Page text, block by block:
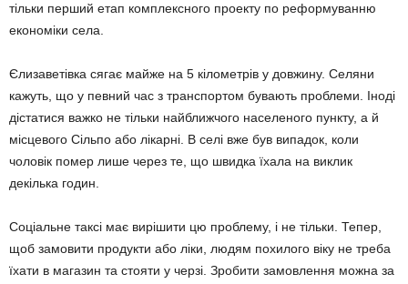
тільки перший етап комплексного проекту по реформуванню
економіки села.
Єлизаветівка сягає майже на 5 кілометрів у довжину. Селяни
кажуть, що у певний час з транспортом бувають проблеми. Іноді
дістатися важко не тільки найближчого населеного пункту, а й
місцевого Сільпо або лікарні. В селі вже був випадок, коли
чоловік помер лише через те, що швидка їхала на виклик
декілька годин.
Соціальне таксі має вирішити цю проблему, і не тільки. Тепер,
щоб замовити продукти або ліки, людям похилого віку не треба
їхати в магазин та стояти у черзі. Зробити замовлення можна за